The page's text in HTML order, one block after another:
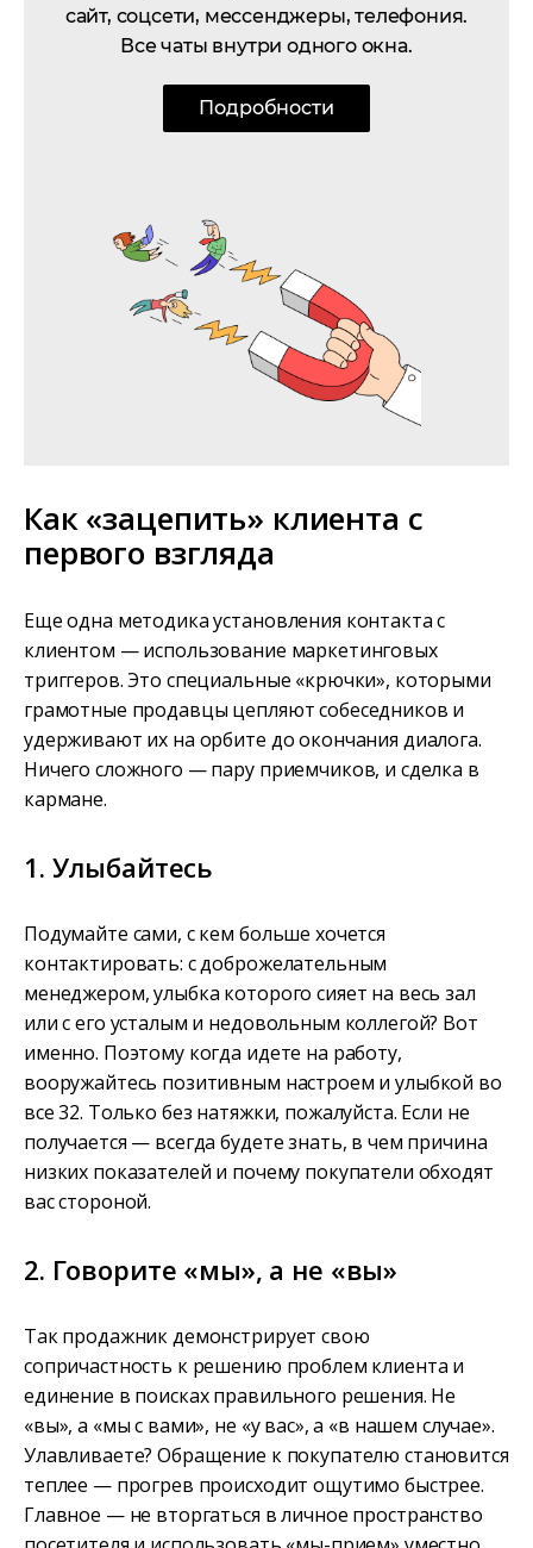
сайт, соцсети, мессенджеры, телефония.
Все чаты внутри одного окна.
Подробности
Как «зацепить» клиента с
первого взгляда
Еще одна методика установления контакта с
клиентом — использование маркетинговых
триггеров. Это специальные «крючки», которыми
грамотные продавцы цепляют собеседников и
удерживают их на орбите до окончания диалога.
Ничего сложного — пару приемчиков, и сделка в
кармане.
1. Улыбайтесь
Подумайте сами, с кем больше хочется
контактировать: с доброжелательным
менеджером, улыбка которого сияет на весь зал
или с его усталым и недовольным коллегой? Вот
именно. Поэтому когда идете на работу,
вооружайтесь позитивным настроем и улыбкой во
все 32. Только без натяжки, пожалуйста. Если не
получается — всегда будете знать, в чем причина
низких показателей и почему покупатели обходят
вас стороной.
2. Говорите «мы», а не «вы»
Так продажник демонстрирует свою
сопричастность к решению проблем клиента и
единение в поисках правильного решения. Не
«вы», а «мы с вами», не «у вас», а «в нашем случае».
Улавливаете? Обращение к покупателю становится
теплее — прогрев происходит ощутимо быстрее.
Главное — не вторгаться в личное пространство